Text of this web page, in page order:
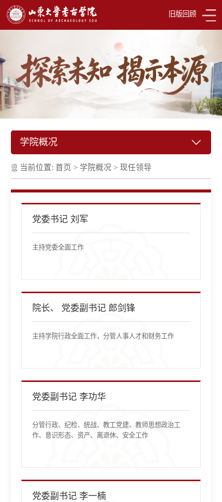
旧版回顾
学院概况
当前位置:首页 > 学院概况 >现任领导
党委书记 刘军
主持党委全面工作
院长、 党委副书记 郎剑锋
主持学院行政全面工作，分管人事人才和财务工作
党委副书记 李功华
分管行政、纪检、统战、教工党建、教师思想政治工
作、意识形态、资产、离退休、安全工作
党委副书记 李一楠